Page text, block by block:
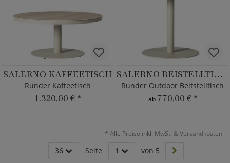
SALERNO KAFFEETISCH
Runder Kaffeetisch
1.320,00 € *
SALERNO BEISTELLTISCH
Runder Outdoor Beitstelltisch
ab 770,00 € *
* Alle Preise inkl. MwSt. & Versandkosten
36 Seite 1 von 5